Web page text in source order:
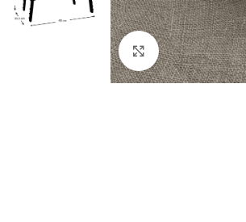
Κλικ για